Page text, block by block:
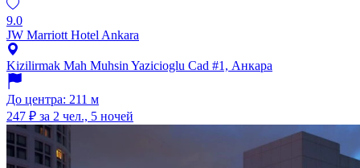
9.0
JW Marriott Hotel Ankara
Kizilirmak Mah Muhsin Yazicioglu Cad #1, Анкара
До центра: 211 м
247 ₽ за 2 чел., 5 ночей